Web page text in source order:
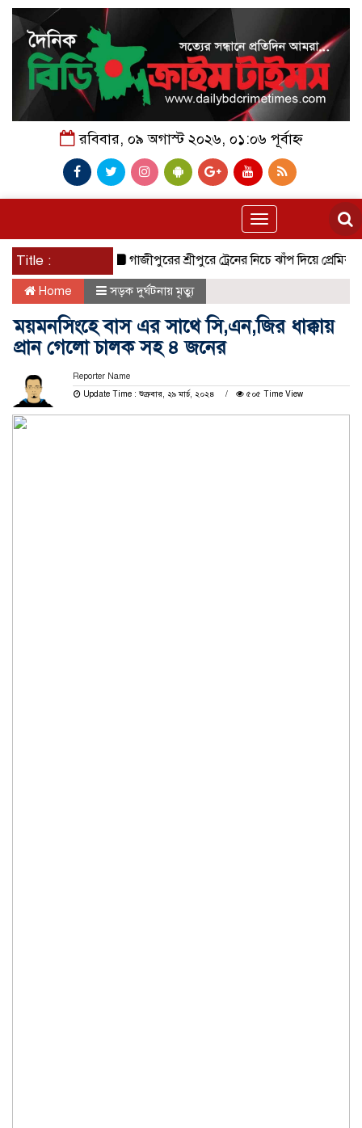
রবিবার, ০৯ অগাস্ট ২০২৬, ০১:০৬ পূর্বাহ্ন
Toggle
navigation
Title : গাজীপুরের শ্রীপুরে ট্রেনের নিচে ঝাঁপ দিয়ে প্রেমিক যুগলের
Home সড়ক দুর্ঘটনায় মৃত্যু
ময়মনসিংহে বাস এর সাথে সি,এন,জির ধাক্কায়
প্রান গেলো চালক সহ ৪ জনের
Reporter Name
Update Time : শুক্রবার, ২৯ মার্চ, ২০২৪
৫০৫ Time View